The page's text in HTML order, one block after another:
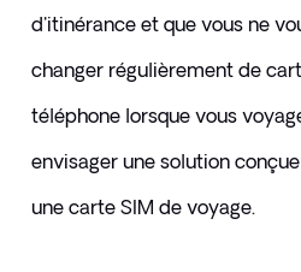
d'itinérance et que vous ne
changer régulièrement de
téléphone lorsque vous
envisager une solution
une carte SIM de voyage.